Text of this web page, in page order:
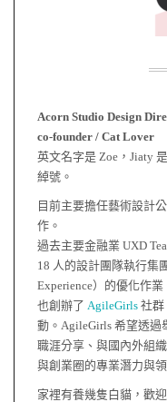
Acorn Studio Design
co-founder / Cat Lover
英文名字是 Zoe，Jiaty
綽號。
目前主要擔任藝術設計
作。
過去主要金融業 UXD
18 人的設計團隊執行集
Experience）的優化作業
也創辦了 AgileGirls 社群
動。AgileGirls 希望透過
職涯分享、與國內外組
與創業圈的專業潛力與
家裡有養幾隻白貓，歡